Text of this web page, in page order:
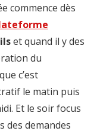
commence dès
et quand il y des
du
c’est
le matin puis
Et le soir focus
des demandes